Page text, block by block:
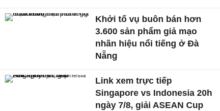
Khởi tố vụ buôn bán hơn
3.600 sản phẩm giả mạo
nhãn hiệu nổi tiếng ở Đà
Nẵng
Link xem trực tiếp
Singapore vs Indonesia 20h
ngày 7/8, giải ASEAN Cup